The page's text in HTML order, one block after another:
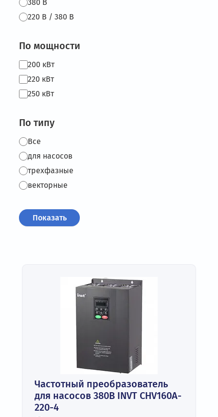
380 В
220 В / 380 В
По мощности
200 кВт
220 кВт
250 кВт
По типу
Все
для насосов
трехфазные
векторные
Частотный преобразователь
для насосов 380В INVT CHV160A-
220-4